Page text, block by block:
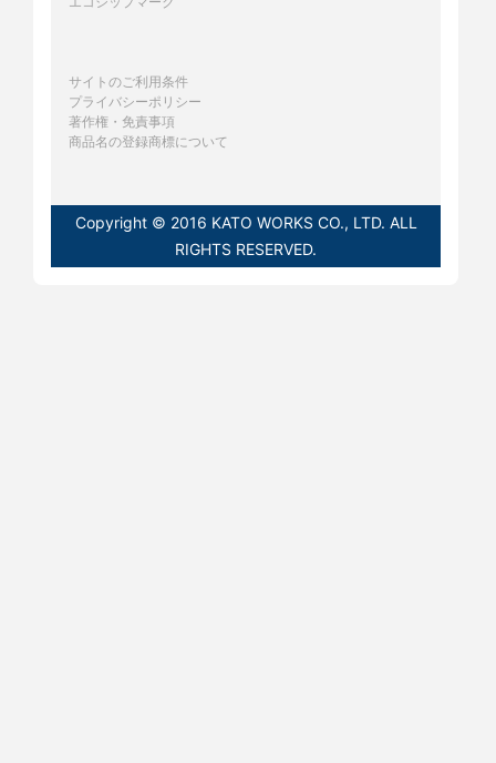
サイトのご利用条件
プライバシーポリシー
著作権・免責事項
商品名の登録商標について
Copyright © 2016 KATO WORKS CO., LTD. ALL
RIGHTS RESERVED.